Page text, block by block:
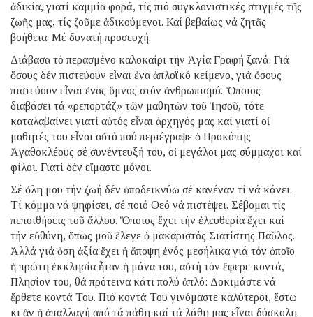
ἀδικία, γιατί καμμία φορά, τίς πιό συγκλονιστικές στιγμές τῆς
ζωῆς μας, τίς ζοῦμε ἀδικούμενοι. Καί βεβαίως νά ζητᾶς
βοήθεια. Μέ δυνατή προσευχή.
Διάβασα τό περασμένο καλοκαίρι τήν Ἁγία Γραφή ξανά. Γιά
ὅσους δέν πιστεύουν εἶναι ἕνα ἁπλοϊκό κείμενο, γιά ὅσους
πιστεύουν εἶναι ἕνας ὕμνος στόν ἀνθρωπισμό. Ὅποιος
διαβάσει τά «ρεπορτάζ» τῶν μαθητῶν τοῦ Ἰησοῦ, τότε
καταλαβαίνει γιατί αὐτός εἶναι ἀρχηγός μας καί γιατί οἱ
μαθητές του εἶναι αὐτό πού περιέγραψε ὁ Προκόπης
Ἀγαθοκλέους σέ συνέντευξή του, οἱ μεγάλοι μας σύμμαχοι καί
φίλοι. Γιατί δέν εἴμαστε μόνοι.
Σέ ὅλη μου τήν ζωή δέν ὑποδεικνύω σέ κανέναν τί νά κάνει.
Τί κόμμα νά ψηφίσει, σέ ποιό Θεό νά πιστέψει. Σέβομαι τίς
πεποιθήσεις τοῦ ἄλλου. Ὅποιος ἔχει τήν ἐλευθερία ἔχει καί
τήν εὐθύνη, ὅπως μοῦ ἔλεγε ὁ μακαριστός Σιατίστης Παῦλος.
Ἀλλά γιά ὅση ἀξία ἔχει ἡ ἄποψη ἑνός μεσήλικα γιά τόν ὁποῖο
ἡ πρώτη ἐκκλησία ἦταν ἡ μάνα του, αὐτή τόν ἔφερε κοντά,
Πλησίον του, θά πρότεινα κάτι πολύ ἁπλό: Δοκιμάστε νά
ἔρθετε κοντά Του. Πιό κοντά Του γινόμαστε καλύτεροι, ἔστω
κι ἄν ἡ ἀπαλλαγή ἀπό τά πάθη καί τά λάθη μας εἶναι δύσκολη.